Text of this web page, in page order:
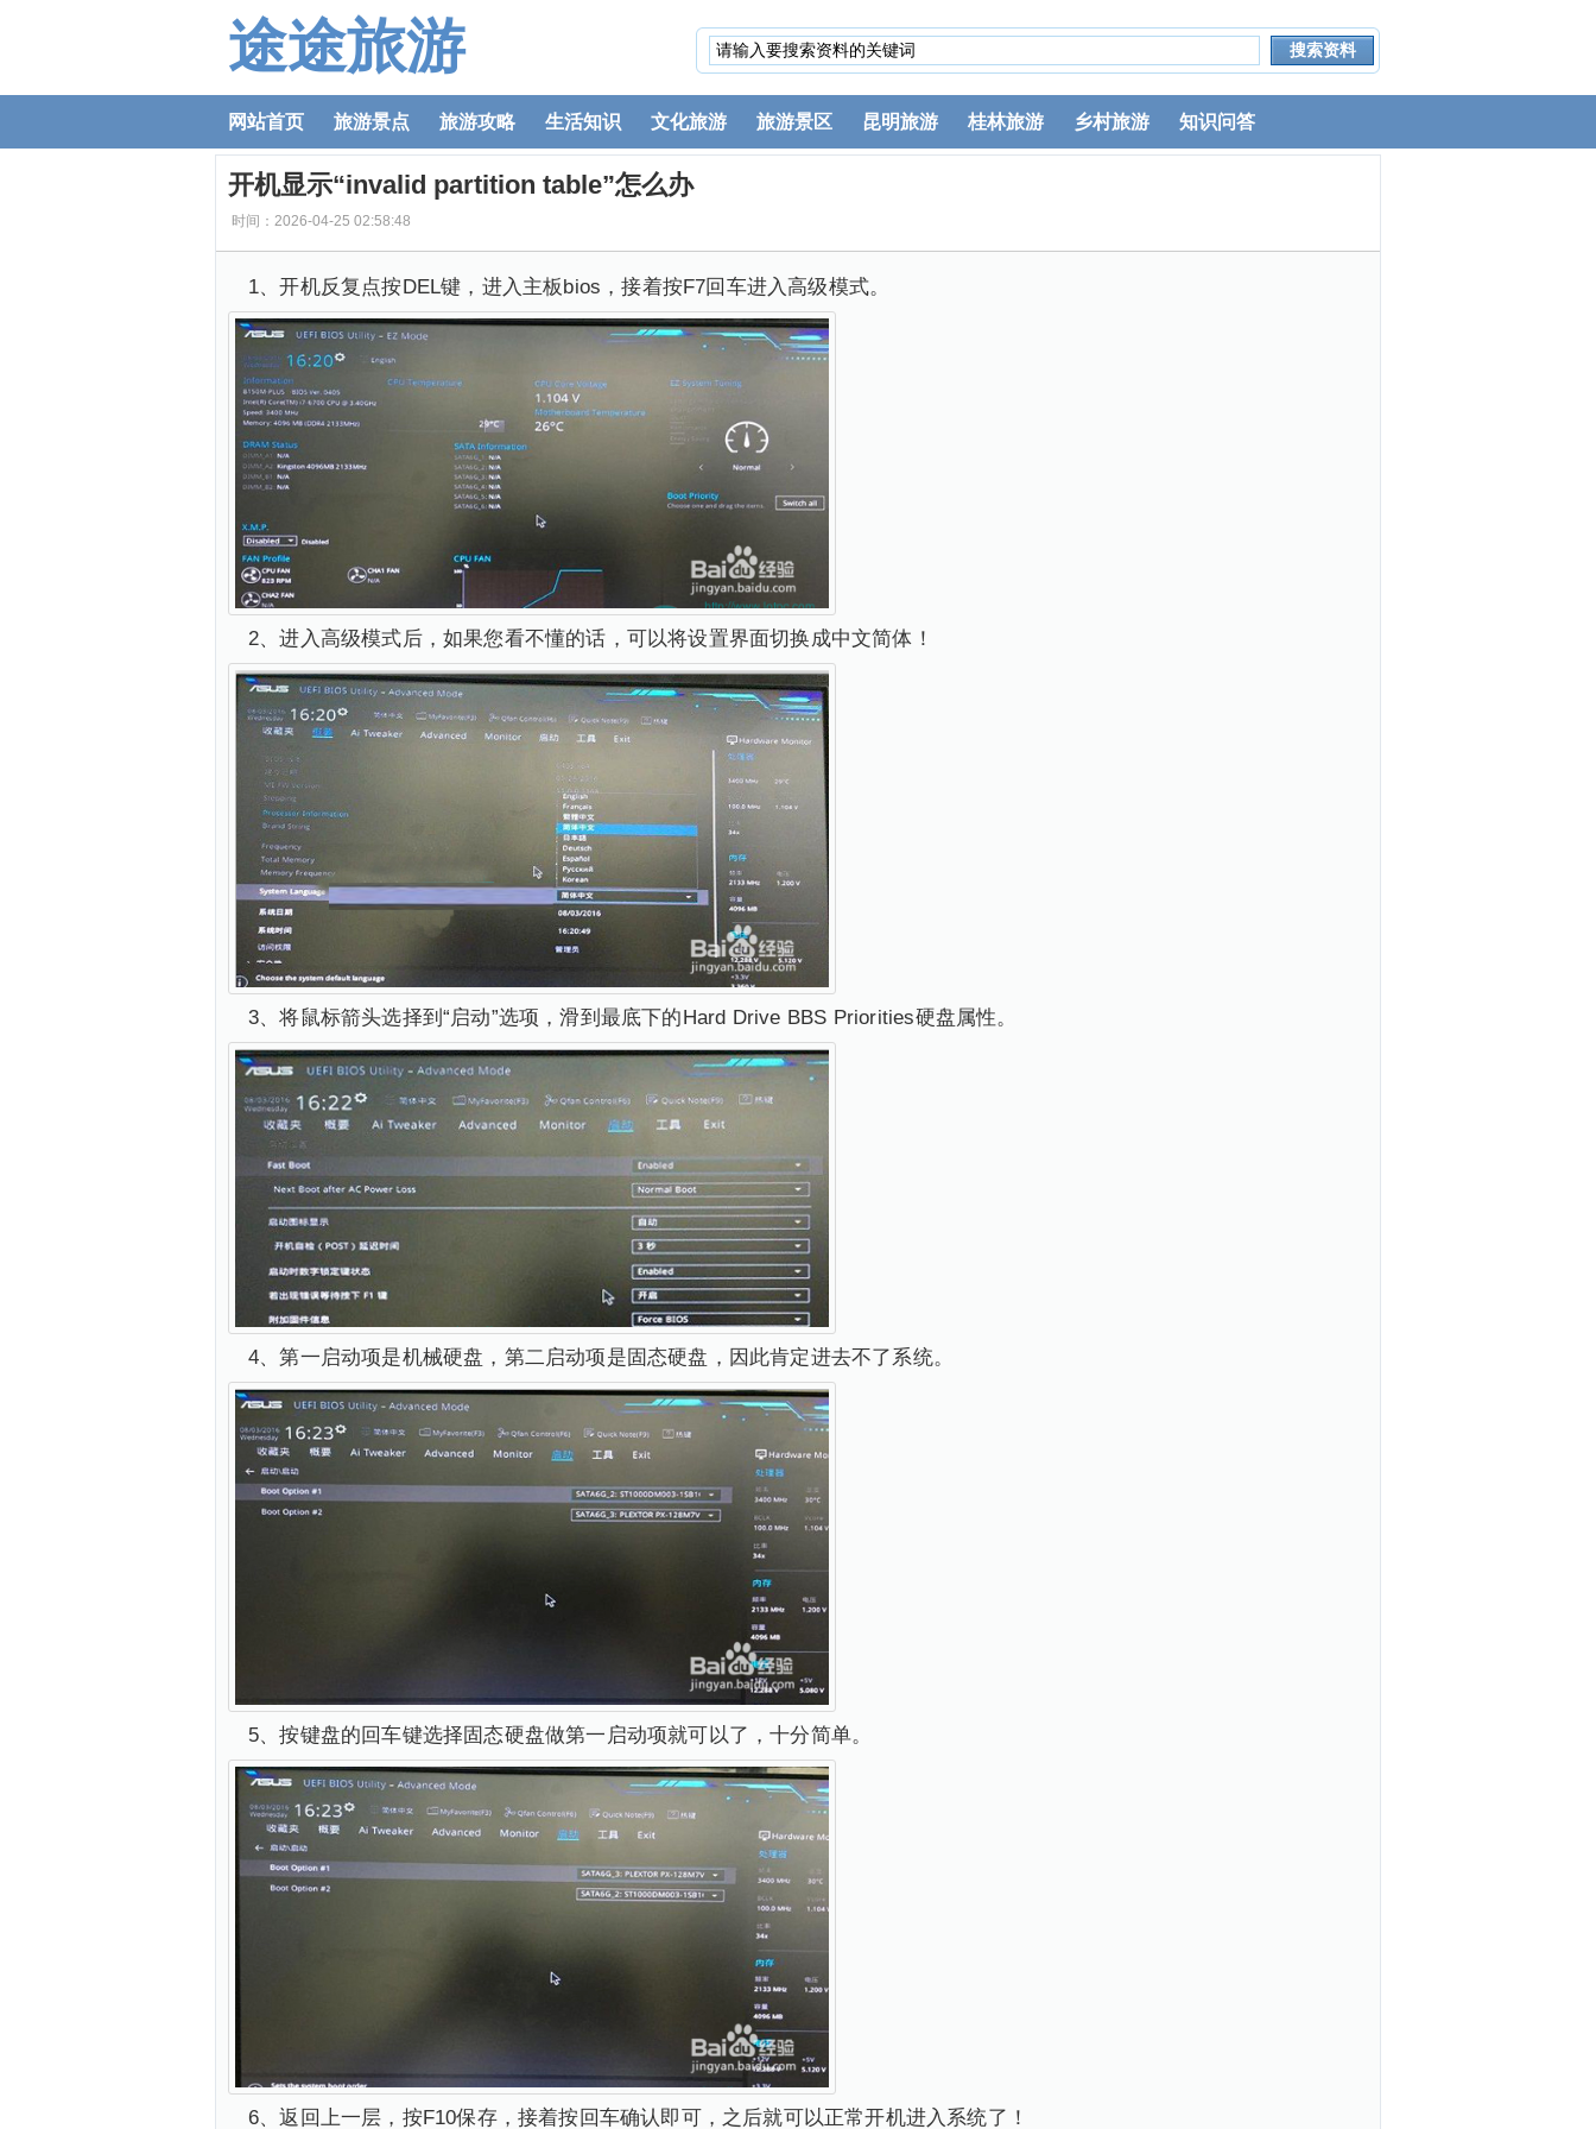
途途旅游
网站首页 旅游景点 旅游攻略 生活知识 文化旅游 旅游景区 昆明旅游 桂林旅游 乡村旅游 知识问答
开机显示“invalid partition table”怎么办
时间：2026-04-25 02:58:48
1、开机反复点按DEL键，进入主板bios，接着按F7回车进入高级模式。
2、进入高级模式后，如果您看不懂的话，可以将设置界面切换成中文简体！
3、将鼠标箭头选择到“启动”选项，滑到最底下的Hard Drive BBS Priorities硬盘属性。
4、第一启动项是机械硬盘，第二启动项是固态硬盘，因此肯定进去不了系统。
5、按键盘的回车键选择固态硬盘做第一启动项就可以了，十分简单。
6、返回上一层，按F10保存，接着按回车确认即可，之后就可以正常开机进入系统了！